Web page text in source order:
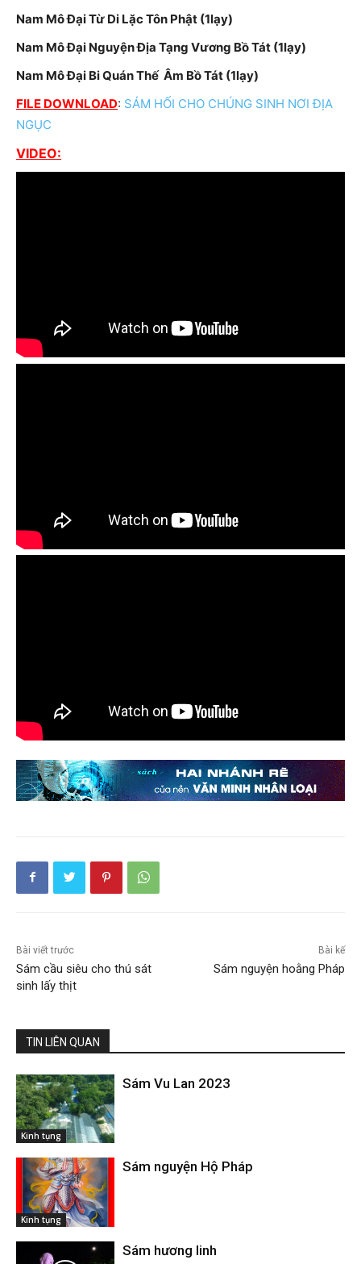
Nam Mô Đại Từ Di Lặc Tôn Phật (1lạy)
Nam Mô Đại Nguyện Địa Tạng Vương Bồ Tát (1lạy)
Nam Mô Đại Bi Quán Thế Âm Bồ Tát (1lạy)
FILE DOWNLOAD: SÁM HỐI CHO CHÚNG SINH NƠI ĐỊA
NGỤC
VIDEO:
Bài viết trước
Sám cầu siêu cho thú sát
sinh lấy thịt
Bài kế
Sám nguyện hoằng Pháp
TIN LIÊN QUAN
Kinh tụng
Sám Vu Lan 2023
Kinh tụng
Sám nguyện Hộ Pháp
Sám hương linh